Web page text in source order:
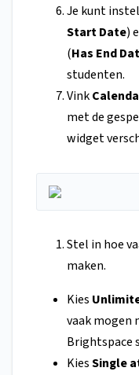
Je kunt
Start Date)
(Has End
studenten.
Vink
met de
widget
Stel in hoe
maken.
Kies
vaak mogen
Brightspace
KiesSingle